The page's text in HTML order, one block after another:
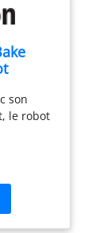
et
son
le robot
les
qu'une